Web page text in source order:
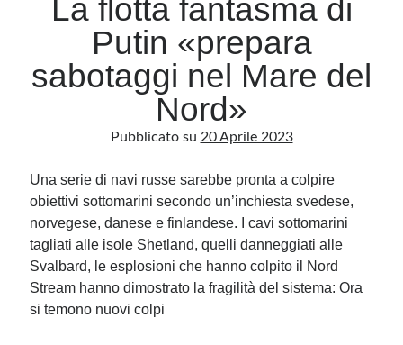
Archivio
Archivi
Questo blog non rappresenta una testata giornalistica, in quanto viene aggiornato
senza alcuna periodicità. Non può pertanto considerarsi un prodotto editoriale ai
sensi della legge n· 62 del 7.03.2001. L’autore non è responsabile di quanto
pubblicato dai lettori nei commenti ai vari post. Saranno comunque cancellati quelli
ritenuti offensivi o lesivi dell’immagine o dell’onorabilità di terzi, di genere spam,
razzisti o che contengano dati personali non conformi al rispetto delle norme sulla
La flotta fantasma di
Putin «prepara
sabotaggi nel Mare del
Nord»
Pubblicato su 20 Aprile 2023
Una serie di navi russe sarebbe pronta a colpire
obiettivi sottomarini secondo un’inchiesta svedese,
norvegese, danese e finlandese. I cavi sottomarini
tagliati alle isole Shetland, quelli danneggiati alle
Svalbard, le esplosioni che hanno colpito il Nord
Stream hanno dimostrato la fragilità del sistema: Ora
si temono nuovi colpi